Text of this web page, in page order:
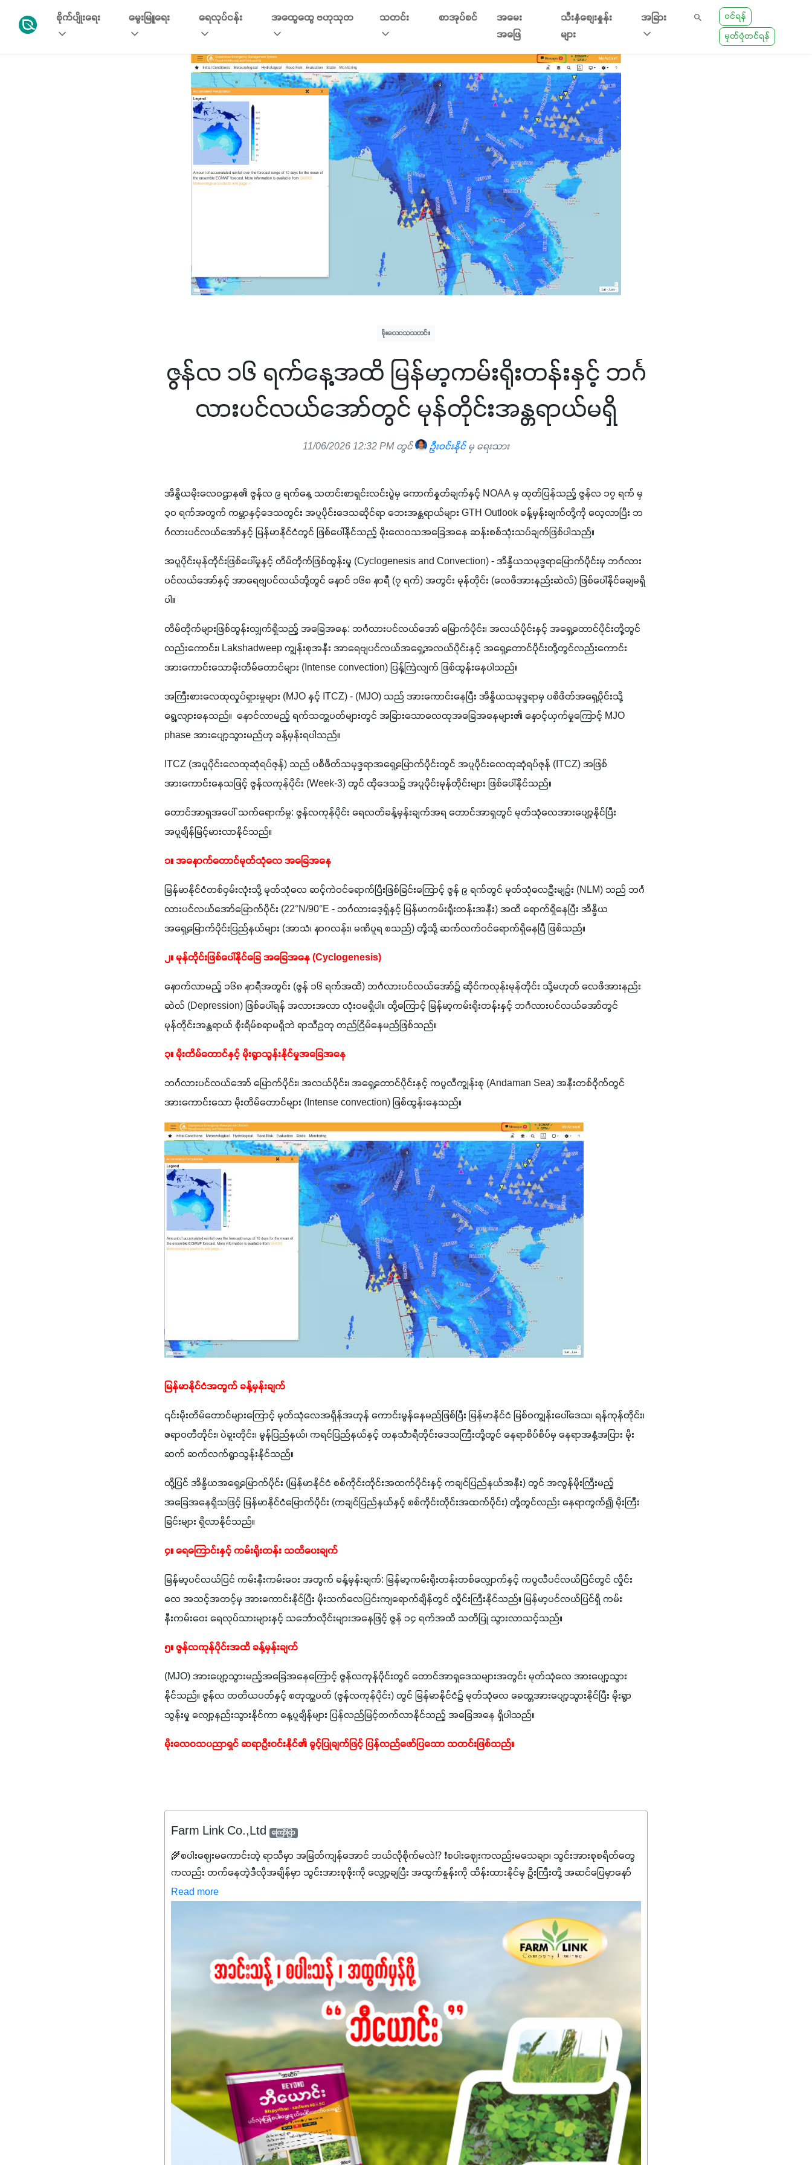
စိုက်ပျိုးရေး မွေးမြူရေး ရေလုပ်ငန်း အထွေထွေ ဗဟုသုတ သတင်း စာအုပ်စင်
အမေး
အဖြေ
သီးနှံစျေးနှုန်း
များ
အခြား
ဝင်ရန်
မှတ်ပုံတင်ရန်
မိုးလေဝသသတင်း
ဇွန်လ ၁၆ ရက်နေ့အထိ မြန်မာ့ကမ်းရိုးတန်းနှင့် ဘင်္ဂ
လားပင်လယ်အော်တွင် မုန်တိုင်းအန္တရာယ်မရှိ
11/06/2026 12:32 PM တွင် ဦးဝင်းနိုင်မှ ရေးသား
အိန္ဒိယမိုးလေဝဌာန၏ ဇွန်လ ၉ ရက်နေ့ သတင်းစာရှင်းလင်းပွဲမှ ကောက်နှုတ်ချက်နှင့် NOAA မှ ထုတ်ပြန်သည့် ဇွန်လ ၁၇ ရက် မှ
၃၀ ရက်အတွက် ကမ္ဘာနှင့်ဒေသတွင်း အပူပိုင်းဒေသဆိုင်ရာ ဘေးအန္တရာယ်များ GTH Outlook ခန့်မှန်းချက်တို့ကို လေ့လာပြီး ဘ
င်္ဂလားပင်လယ်အော်နှင့် မြန်မာနိုင်ငံတွင် ဖြစ်ပေါ်နိုင်သည့် မိုးလေဝသအခြေအနေ ဆန်းစစ်သုံးသပ်ချက်ဖြစ်ပါသည်။
အပူပိုင်းမုန်တိုင်းဖြစ်ပေါ်မှုနှင့် တိမ်တိုက်ဖြစ်ထွန်းမှု (Cyclogenesis and Convection) - အိန္ဒိယသမုဒ္ဒရာမြောက်ပိုင်းမှ ဘင်္ဂလား
ပင်လယ်အော်နှင့် အာရေဗျပင်လယ်တို့တွင် နောင် ၁၆၈ နာရီ (၇ ရက်) အတွင်း မုန်တိုင်း (လေဖိအားနည်းဆဲလ်) ဖြစ်ပေါ်နိုင်ချေမရှိ
ပါ။
တိမ်တိုက်များဖြစ်ထွန်းလျှက်ရှိသည့် အခြေအနေ: ဘင်္ဂလားပင်လယ်အော် မြောက်ပိုင်း၊ အလယ်ပိုင်းနှင့် အရှေ့တောင်ပိုင်းတို့တွင်
လည်းကောင်း၊ Lakshadweep ကျွန်းစုအနီး အာရေဗျပင်လယ်အရှေ့အလယ်ပိုင်းနှင့် အရှေ့တောင်ပိုင်းတို့တွင်လည်းကောင်း
အားကောင်းသောမိုးတိမ်တောင်များ (Intense convection) ပြန့်ကြဲလျက် ဖြစ်ထွန်းနေပါသည်။
အကြီးစားလေထုလှုပ်ရှားမှုများ (MJO နှင့် ITCZ) - (MJO) သည် အားကောင်းနေပြီး အိန္ဒိယသမုဒ္ဒရာမှ ပစိဖိတ်အရှေ့ပိုင်းသို့
ရွေ့လျားနေသည်။  နောင်လာမည့် ရက်သတ္တပတ်များတွင် အခြားသောလေထုအခြေအနေများ၏ နှောင့်ယှက်မှုကြောင့် MJO
phase အားပျော့သွားမည်ဟု ခန့်မှန်းရပါသည်။
ITCZ (အပူပိုင်းလေထုဆုံရပ်ဇုန်) သည် ပစိဖိတ်သမုဒ္ဒရာအရှေ့မြောက်ပိုင်းတွင် အပူပိုင်းလေထုဆုံရပ်ဇုန် (ITCZ) အဖြစ်
အားကောင်းနေသဖြင့် ဇွန်လကုန်ပိုင်း (Week-3) တွင် ထိုဒေသ၌ အပူပိုင်းမုန်တိုင်းများ ဖြစ်ပေါ်နိုင်သည်။
တောင်အာရှအပေါ် သက်ရောက်မှု: ဇွန်လကုန်ပိုင်း ရေလတ်ခန့်မှန်းချက်အရ တောင်အာရှတွင် မုတ်သုံလေအားပျော့နိုင်ပြီး
အပူချိန်မြင့်မားလာနိုင်သည်။
၁။ အနောက်တောင်မုတ်သုံလေ အခြေအနေ
မြန်မာနိုင်ငံတစ်ဝှမ်းလုံးသို့ မုတ်သုံလေ ဆင့်ကဲဝင်ရောက်ပြီးဖြစ်ခြင်းကြောင့် ဇွန် ၉ ရက်တွင် မုတ်သုံလေဦးမျဉ်း (NLM) သည် ဘင်္ဂ
လားပင်လယ်အော်မြောက်ပိုင်း (22°N/90°E - ဘင်္ဂလားဒေ့ရှ်နှင့် မြန်မာကမ်းရိုးတန်းအနီး) အထိ ရောက်ရှိနေပြီး အိန္ဒိယ
အရှေ့မြောက်ပိုင်းပြည်နယ်များ (အာသံ၊ နာဂလန်း၊ မဏိပူရ စသည်) တို့သို့ ဆက်လက်ဝင်ရောက်ရှိနေပြီ ဖြစ်သည်။
၂။ မုန်တိုင်းဖြစ်ပေါ်နိုင်ခြေ အခြေအနေ (Cyclogenesis)
နောက်လာမည့် ၁၆၈ နာရီအတွင်း (ဇွန် ၁၆ ရက်အထိ) ဘင်္ဂလားပင်လယ်အော်၌ ဆိုင်ကလုန်းမုန်တိုင်း သို့မဟုတ် လေဖိအားနည်း
ဆဲလ် (Depression) ဖြစ်ပေါ်ရန် အလားအလာ လုံးဝမရှိပါ။ ထို့ကြောင့် မြန်မာ့ကမ်းရိုးတန်းနှင့် ဘင်္ဂလားပင်လယ်အော်တွင်
မုန်တိုင်းအန္တရာယ် စိုးရိမ်စရာမရှိဘဲ ရာသီဥတု တည်ငြိမ်နေမည်ဖြစ်သည်။
၃။ မိုးတိမ်တောင်နှင့် မိုးရွာသွန်းနိုင်မှုအခြေအနေ
ဘင်္ဂလားပင်လယ်အော် မြောက်ပိုင်း၊ အလယ်ပိုင်း၊ အရှေ့တောင်ပိုင်းနှင့် ကပ္ပလီကျွန်းစု (Andaman Sea) အနီးတစ်ဝိုက်တွင်
အားကောင်းသော မိုးတိမ်တောင်များ (Intense convection) ဖြစ်ထွန်းနေသည်။
မြန်မာနိုင်ငံအတွက် ခန့်မှန်းချက်
၎င်းမိုးတိမ်တောင်များကြောင့် မုတ်သုံလေအရှိန်အဟုန် ကောင်းမွန်နေမည်ဖြစ်ပြီး မြန်မာနိုင်ငံ မြစ်ဝကျွန်းပေါ်ဒေသ၊ ရန်ကုန်တိုင်း၊
ဧရာဝတီတိုင်း၊ ပဲခူးတိုင်း၊ မွန်ပြည်နယ်၊ ကရင်ပြည်နယ်နှင့် တနင်္သာရီတိုင်းဒေသကြီးတို့တွင် နေရာစိပ်စိပ်မှ နေရာအနှံ့အပြား မိုး
ဆက် ဆက်လက်ရွာသွန်းနိုင်သည်။
ထို့ပြင် အိန္ဒိယအရှေ့မြောက်ပိုင်း (မြန်မာနိုင်ငံ စစ်ကိုင်းတိုင်းအထက်ပိုင်းနှင့် ကချင်ပြည်နယ်အနီး) တွင် အလွန်မိုးကြီးမည့်
အခြေအနေရှိသဖြင့် မြန်မာနိုင်ငံမြောက်ပိုင်း (ကချင်ပြည်နယ်နှင့် စစ်ကိုင်းတိုင်းအထက်ပိုင်း) တို့တွင်လည်း နေရာကွက်၍ မိုးကြီး
ခြင်းများ ရှိလာနိုင်သည်။
၄။ ရေကြောင်းနှင့် ကမ်းရိုးတန်း သတိပေးချက်
မြန်မာ့ပင်လယ်ပြင် ကမ်းနီးကမ်းဝေး အတွက် ခန့်မှန်းချက်: မြန်မာ့ကမ်းရိုးတန်းတစ်လျှောက်နှင့် ကပ္ပလီပင်လယ်ပြင်တွင် လှိုင်း
လေ အသင့်အတင့်မှ အားကောင်းနိုင်ပြီး မိုးသက်လေပြင်းကျရောက်ချိန်တွင် လှိုင်းကြီးနိုင်သည်။ မြန်မာ့ပင်လယ်ပြင်ရှိ ကမ်း
နီးကမ်းဝေး ရေလုပ်သားများနှင့် သင်္ဘောလိုင်းများအနေဖြင့် ဇွန် ၁၄ ရက်အထိ သတိပြု သွားလာသင့်သည်။
၅။ ဇွန်လကုန်ပိုင်းအထိ ခန့်မှန်းချက်
(MJO) အားပျော့သွားမည့်အခြေအနေကြောင့် ဇွန်လကုန်ပိုင်းတွင် တောင်အာရှဒေသများအတွင်း မုတ်သုံလေ အားပျော့သွား
နိုင်သည်။ ဇွန်လ တတိယပတ်နှင့် စတုတ္ထပတ် (ဇွန်လကုန်ပိုင်း) တွင် မြန်မာနိုင်ငံ၌ မုတ်သုံလေ ခေတ္တအားပျော့သွားနိုင်ပြီး မိုးရွာ
သွန်းမှု လျော့နည်းသွားနိုင်ကာ နေ့ပူချိန်များ ပြန်လည်မြင့်တက်လာနိုင်သည့် အခြေအနေ ရှိပါသည်။
မိုးလေဝသပညာရှင် ဆရာဦးဝင်းနိုင်၏ ခွင့်ပြုချက်ဖြင့် ပြန်လည်ဖော်ပြသော သတင်းဖြစ်သည်။
Farm Link Co.,Ltd ကြော်ငြာ
🌾စပါးဈေးမကောင်းတဲ့ ရာသီမှာ အမြတ်ကျန်အောင် ဘယ်လိုစိုက်မလဲ⁉️ ❗စပါးဈေးကလည်းမသေချာ၊ သွင်းအားစုစရိတ်တွေ
ကလည်း တက်နေတဲ့ဒီလိုအချိန်မှာ သွင်းအားစုဖိုးကို လျှော့ချပြီး အထွက်နှုန်းကို ထိန်းထားနိုင်မှ ဦးကြီးတို့ အဆင်ပြေမှာနော်
✔️ဒါကြောင့် ကိုယ်သုံးသမျှ ကိုယ့်အတွက်အကျိုးရစေမယ့် အရည်အသွေးစိတ်ချရတဲ့ သွင်းအားစုပစ္စည်းတွေကိုပဲ ရွေးချယ်သုံး
Read more